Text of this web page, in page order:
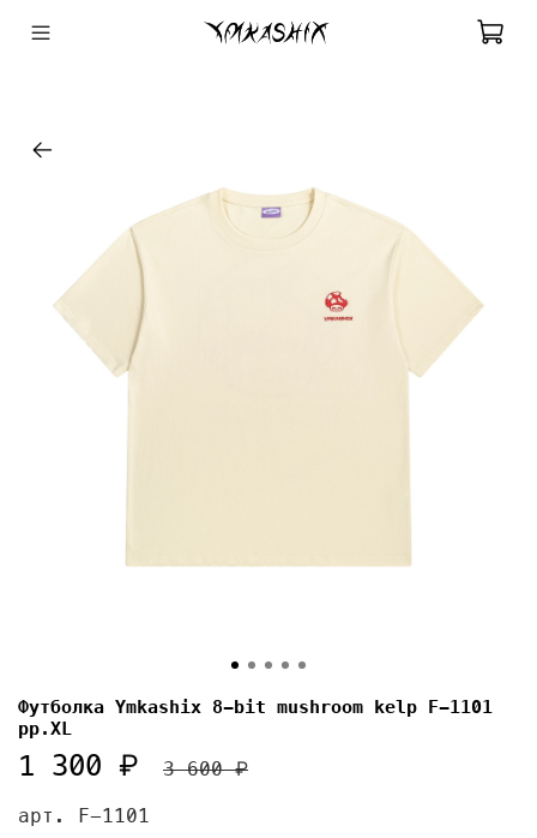
арт. F-1101
Футболка Ymkashix 8-bit mushroom kelp F-1101
pp.XL
1 300 ₽ 3 600 ₽